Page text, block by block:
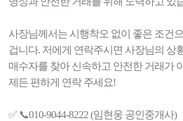
사장님께서는 시행착오 없이 좋은 조건
겁니다. 저에게 연락주시면 사장님의 상
매수자를 찾아 신속하고 안전한 거래가
제든 편하게 연락 주세요!
✅ 📞010-9044-8222 (임현웅 공인중개사)